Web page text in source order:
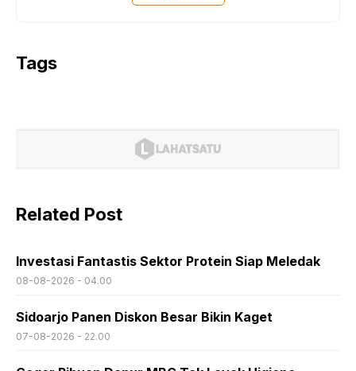
Tags
Related Post
Investasi Fantastis Sektor Protein Siap Meledak
08-08-2026 - 04.00
Sidoarjo Panen Diskon Besar Bikin Kaget
07-08-2026 - 22.00